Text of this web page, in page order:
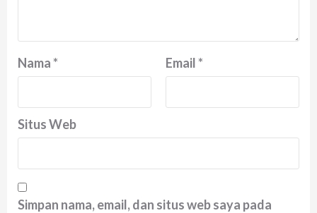
Nama* Email*
Situs Web
Simpan nama, email, dan situs web saya pada